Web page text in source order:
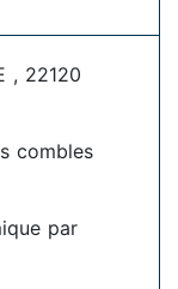
, 22120
combles
par